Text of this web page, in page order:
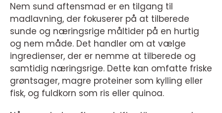
Nem sund aftensmad er en tilgang til
madlavning, der fokuserer på at tilberede
sunde og næringsrige måltider på en hurtig
og nem måde. Det handler om at vælge
ingredienser, der er nemme at tilberede og
samtidig næringsrige. Dette kan omfatte friske
grøntsager, magre proteiner som kylling eller
fisk, og fuldkorn som ris eller quinoa.